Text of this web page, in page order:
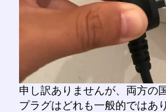
申し訳ありませんが、両方の
プラグはどれも一般的ではあ